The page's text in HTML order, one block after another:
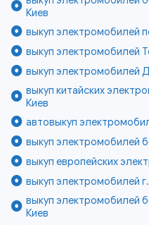
Киев
выкуп электромобилей
выкуп электромобилей
выкуп электромобилей
выкуп китайских
Киев
автовыкуп
выкуп электромобилей
выкуп европейских
выкуп электромобилей
выкуп электромобилей
Киев